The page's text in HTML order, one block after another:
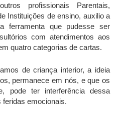
profissionais Parentais,
Instituições de ensino, auxilio a
ferramenta que pudesse ser
com atendimentos aos
quatro categorias de cartas.
de criança interior, a ideia
permanece em nós, e que os
pode ter interferência dessa
feridas emocionais.